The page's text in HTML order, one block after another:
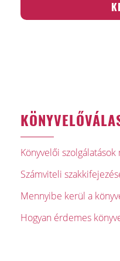
Könyvelői szolgálatások
Számviteli
Mennyibe kerül a
Hogyan érdemes